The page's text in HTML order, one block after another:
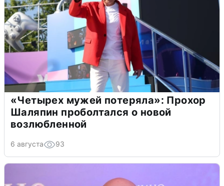
«Четырех мужей потеряла»: Прохор
Шаляпин проболтался о новой
возлюбленной
6 августа 93